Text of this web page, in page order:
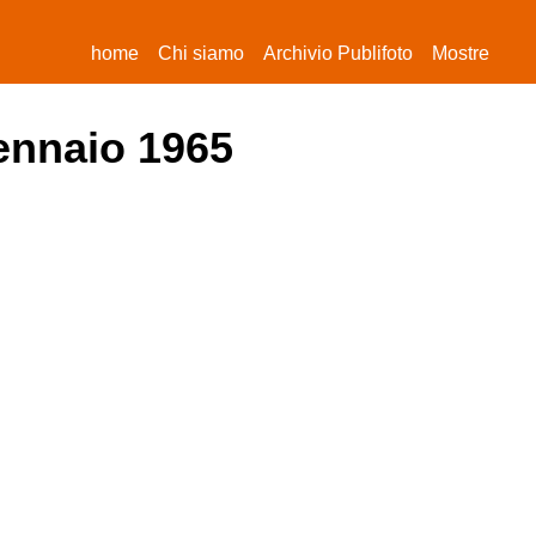
home(current)
Chi siamo Archivio Publifoto Mostre
1965